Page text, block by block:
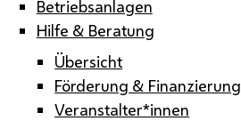
Betriebsanlagen
Hilfe & Beratung
Übersicht
Förderung & Finanzierung
Veranstalter*innen